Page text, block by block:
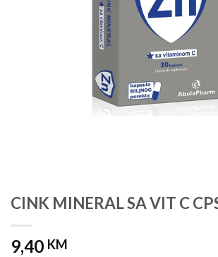
CINK MINERAL SA VIT C
9,40 KM